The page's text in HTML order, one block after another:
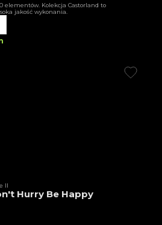
elementów. Kolekcja Castorland to
jakość wykonania.
II
Hurry Be Happy